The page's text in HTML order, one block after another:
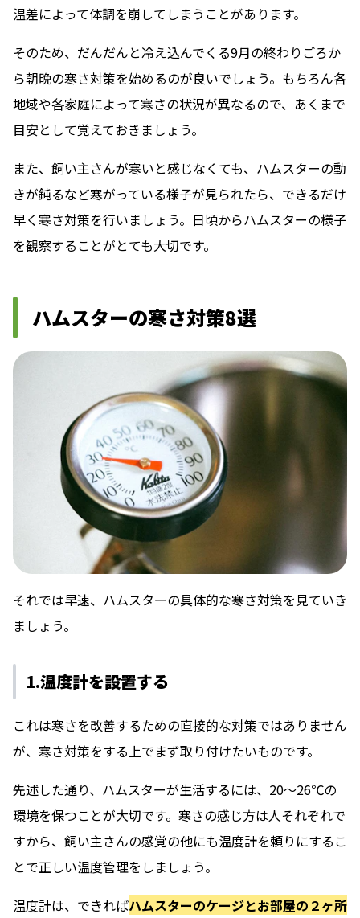
温差によって体調を崩してしまうことがあります。
そのため、だんだんと冷え込んでくる9月の終わりごろか
ら朝晩の寒さ対策を始めるのが良いでしょう。もちろん各
地域や各家庭によって寒さの状況が異なるので、あくまで
目安として覚えておきましょう。
また、飼い主さんが寒いと感じなくても、ハムスターの動
きが鈍るなど寒がっている様子が見られたら、できるだけ
早く寒さ対策を行いましょう。日頃からハムスターの様子
を観察することがとても大切です。
ハムスターの寒さ対策8選
それでは早速、ハムスターの具体的な寒さ対策を見ていき
ましょう。
1.温度計を設置する
これは寒さを改善するための直接的な対策ではありません
が、寒さ対策をする上でまず取り付けたいものです。
先述した通り、ハムスターが生活するには、20〜26℃の
環境を保つことが大切です。寒さの感じ方は人それぞれで
すから、飼い主さんの感覚の他にも温度計を頼りにするこ
とで正しい温度管理をしましょう。
温度計は、できればハムスターのケージとお部屋の２ヶ所